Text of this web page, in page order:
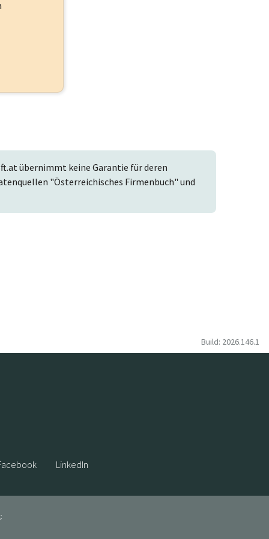
übernimmt keine Garantie für deren
"Österreichisches Firmenbuch" und
Build: 2026.146.1
LinkedIn